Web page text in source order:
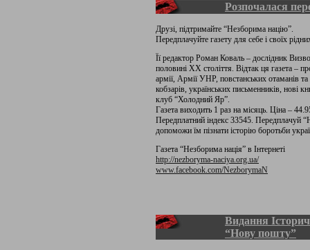
Розпочалася
Друзі, підтримайте “Незборима націю”.
Передплачуйте газету для себе і своїх
Її редактор Роман Коваль – дослідник
половині ХХ століття. Відтак ця газета –
армії, Армії УНР, повстанських отаманів
кобзарів, українських письменників, нові
клуб “Холодний Яр”.
Газета виходить 1 раз на місяць. Ціна –
Передплатний індекс 33545. Передплачуй
допоможи їм пізнати історію боротьби
Газета “Незборима нація” в Інтернеті
http://nezboryma-naciya.org.ua/
www.facebook.com/NezborymaN
Видання
“Нову пошту”